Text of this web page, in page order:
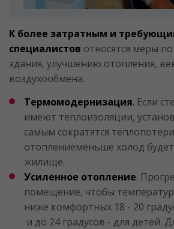
К более затратным и
специалистов относятся меры
здания, улучшению отопления,
воздухообмена.
Термомодернизация. Если
имеют теплоизоляции,
самым сократятся
отоплениеменьше холод
жилище.
Усиленное отопление.
помещение, чтобы
ниже комфортных 18 - 20
и до 24 градусов - для детей.